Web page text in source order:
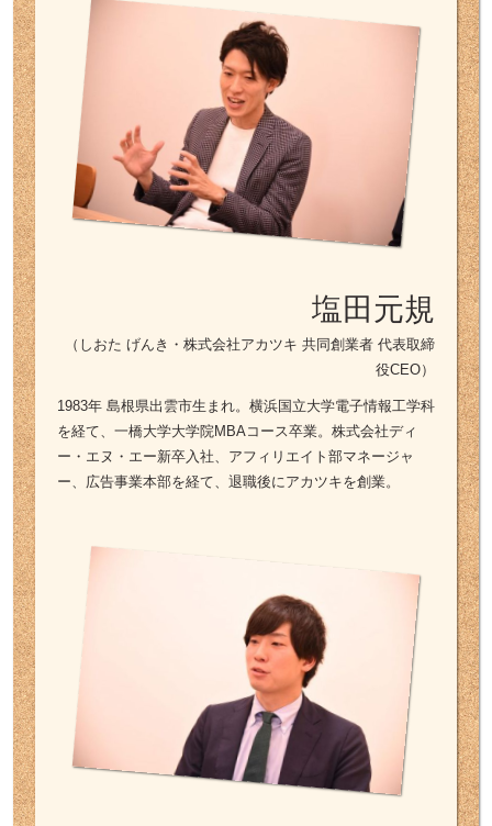
塩田元規
（しおた げんき・株式会社アカツキ 共同創業者 代表取締
役CEO）
1983年 島根県出雲市生まれ。横浜国立大学電子情報工学科
を経て、一橋大学大学院MBAコース卒業。株式会社ディ
ー・エヌ・エー新卒入社、アフィリエイト部マネージャ
ー、広告事業本部を経て、退職後にアカツキを創業。